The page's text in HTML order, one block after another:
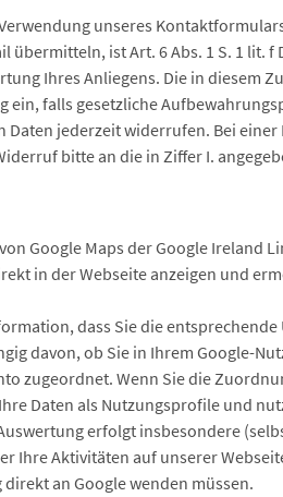
unseres
ist Art. 6 Abs. 1 S. 1 lit. f
Ihres Anliegens. Die in diesem
falls gesetzliche
jederzeit widerrufen. Bei
bitte an die in Ziffer I.
Google Maps der Google Ireland
in der Webseite anzeigen und
dass Sie die
davon, ob Sie in Ihrem Google-
zugeordnet. Wenn Sie die
Daten als Nutzungsprofile und
erfolgt insbesondere
Ihre Aktivitäten auf unserer
an Google wenden müssen.